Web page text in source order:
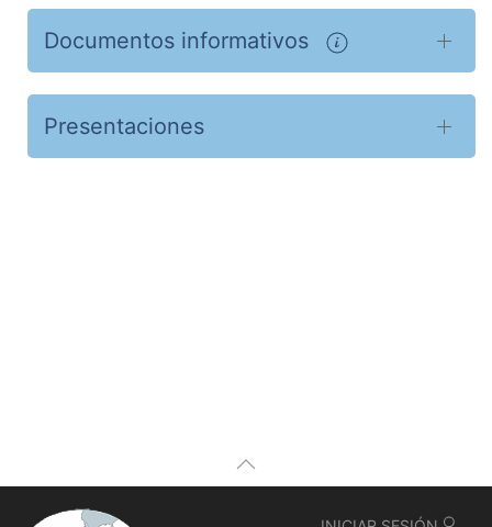
Documentos informativos
Presentaciones